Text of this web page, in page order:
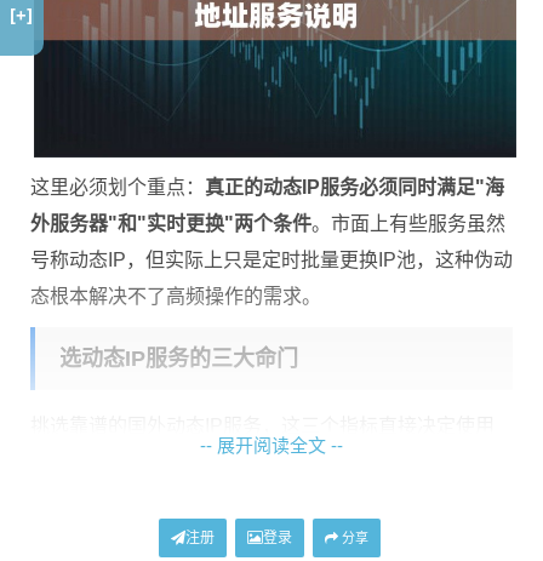
这里必须划个重点： 真正的动态IP服务必须同时满足"海
外服务器"和"实时更换"两个条件。市面上有些服务虽然
号称动态IP，但实际上只是定时批量更换IP池，这种伪动
态根本解决不了高频操作的需求。
选动态IP服务的三大命门
务可能要等十几秒
-- 展开阅读全文 --
注册 登录 分享
[+]